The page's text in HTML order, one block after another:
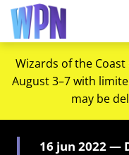
Wizards of the
August 3–7 with
may be
16 jun 2022 —